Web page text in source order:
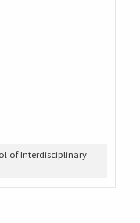
of Interdisciplinary